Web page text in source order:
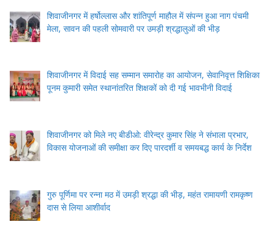
शिवाजीनगर में हर्षोल्लास और शांतिपूर्ण माहौल में संपन्न हुआ नाग पंचमी
मेला, सावन की पहली सोमवारी पर उमड़ी श्रद्धालुओं की भीड़
शिवाजीनगर में विदाई सह सम्मान समारोह का आयोजन, सेवानिवृत्त शिक्षिका
पूनम कुमारी समेत स्थानांतरित शिक्षकों को दी गई भावभीनी विदाई
शिवाजीनगर को मिले नए बीडीओ: वीरेन्द्र कुमार सिंह ने संभाला प्रभार,
विकास योजनाओं की समीक्षा कर दिए पारदर्शी व समयबद्ध कार्य के निर्देश
गुरु पूर्णिमा पर रन्ना मठ में उमड़ी श्रद्धा की भीड़, महंत रामायणी रामकृष्ण
दास से लिया आशीर्वाद